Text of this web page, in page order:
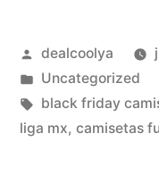
Publicado
por
dealcoolya
Publicado
en
Uncategorized
Etiquetas:
black friday
liga mx, camisetas